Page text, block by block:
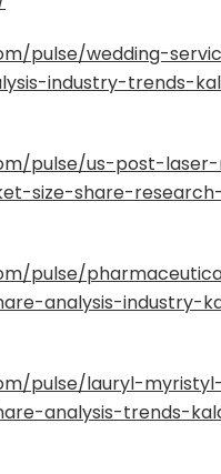
pulse/wedding-
industry-trends-
pulse/us-post-
size-share-
pulse/
analysis-industry-
pulse/lauryl-
analysis-trends-